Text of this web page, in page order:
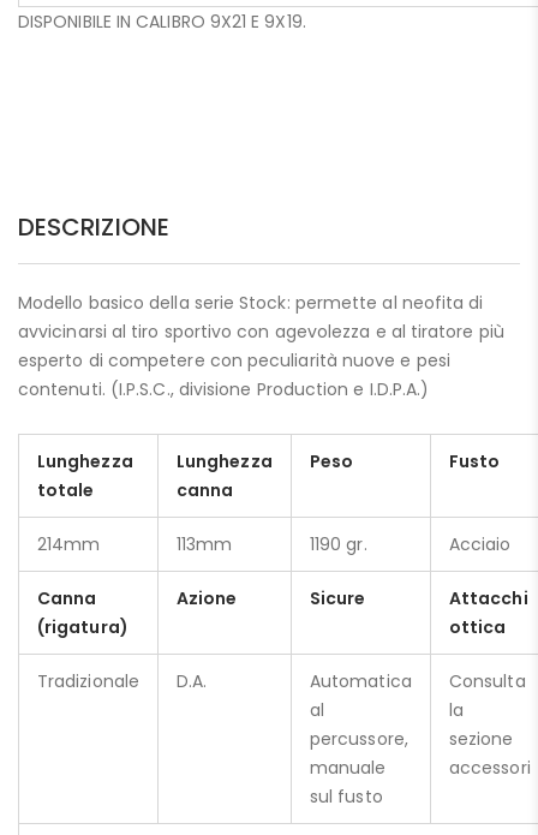
DISPONIBILE IN CALIBRO 9X21 E 9X19.
DESCRIZIONE
Modello basico della serie Stock: permette al neofita di
avvicinarsi al tiro sportivo con agevolezza e al tiratore più
esperto di competere con peculiarità nuove e pesi
contenuti. (I.P.S.C., divisione Production e I.D.P.A.)
Lunghezza
totale
Lunghezza
canna
Peso Fusto
214mm 113mm 1190 gr. Acciaio
Canna
(rigatura)
Azione Sicure
Attacchi
ottica
Tradizionale D.A.
Automatica
al
percussore,
manuale
sul fusto
Consulta
la
sezione
accessori